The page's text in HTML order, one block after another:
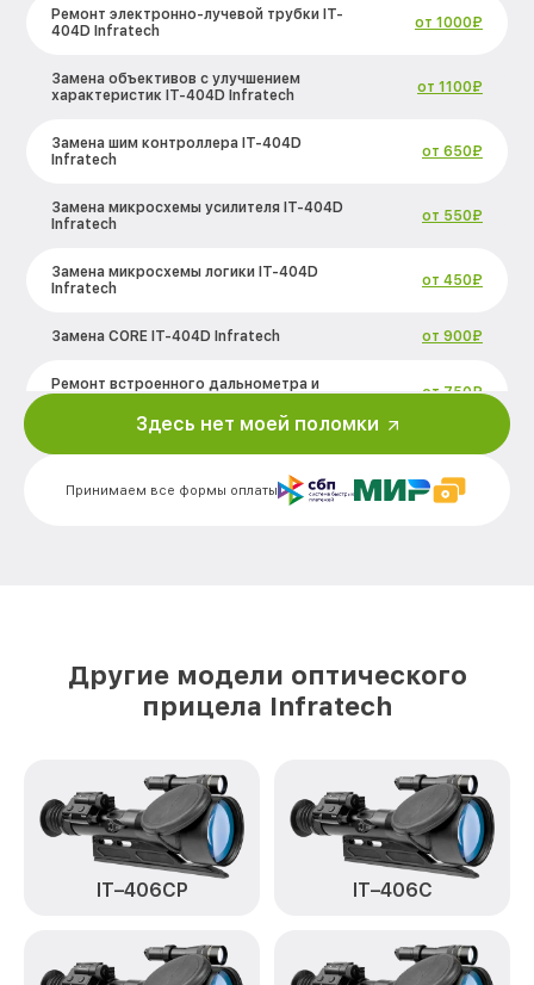
Ремонт электронно-лучевой трубки IT-
404D Infratech
от 1000₽
Замена объективов с улучшением
характеристик IT-404D Infratech
от 1100₽
Замена шим контроллера IT-404D
Infratech
от 650₽
Замена микросхемы усилителя IT-404D
Infratech
от 550₽
Замена микросхемы логики IT-404D
Infratech
от 450₽
Замена CORE IT-404D Infratech от 900₽
Ремонт встроенного дальнометра и
от 750₽
от 750₽
Замена ключей управления IT-404D
Замена аккумулятора IT-404D Infratech от 590₽
Замена процессора IT-404D Infratech от 650₽
Замена USB порта IT-404D Infratech от 590₽
Ремонт цепи питания IT-404D Infratech от 1000₽
Принимаем все формы оплаты
Здесь нет моей поломки
Другие модели оптического
прицела Infratech
IT–406СP IT–406С